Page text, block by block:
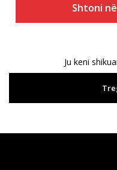
Shtoni
Ju keni